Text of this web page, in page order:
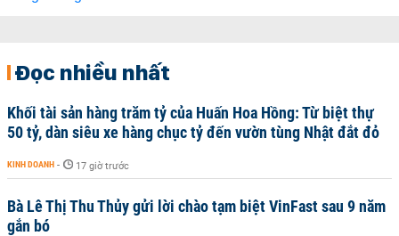
Đọc nhiều nhất
Khối tài sản hàng trăm tỷ của Huấn Hoa Hồng: Từ biệt thự
50 tỷ, dàn siêu xe hàng chục tỷ đến vườn tùng Nhật đắt đỏ
KINH DOANH - 17 giờ trước
Bà Lê Thị Thu Thủy gửi lời chào tạm biệt VinFast sau 9 năm
gắn bó